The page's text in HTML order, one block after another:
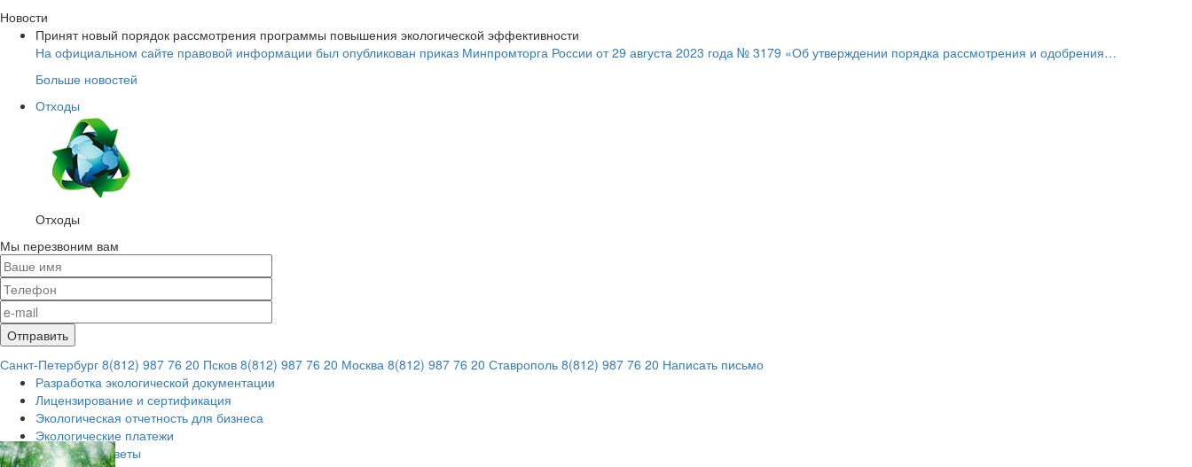
Новости
Принят новый порядок рассмотрения программы повышения экологической эффективности
На официальном сайте правовой информации был опубликован приказ Минпромторга России от 29 августа 2023 года № 3179 «Об утверждении порядка рассмотрения и одобрения…
Больше новостей
Отходы
Отходы
Мы перезвоним вам
Санкт-Петербург 8(812) 987 76 20 Псков 8(812) 987 76 20 Москва 8(812) 987 76 20 Ставрополь 8(812) 987 76 20 Написать письмо
Разработка экологической документации
Лицензирование и сертификация
Экологическая отчетность для бизнеса
Экологические платежи
Вопросы и ответы